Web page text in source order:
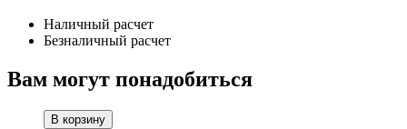
Наличный расчет
Безналичный расчет
Вам могут понадобиться
В корзину